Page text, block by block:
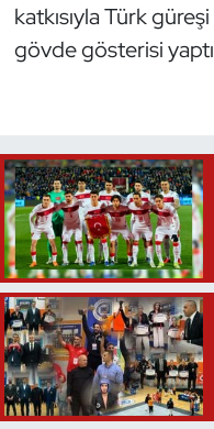
katkısıyla Türk
gövde gösterisi